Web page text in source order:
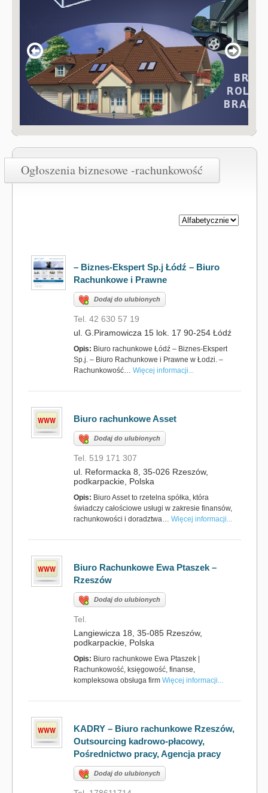
Ogłoszenia biznesowe -rachunkowość
– Biznes-Ekspert Sp.j Łódź – Biuro
Rachunkowe i Prawne
Dodaj do ulubionych
Tel. 42 630 57 19
ul. G.Piramowicza 15 lok. 17 90-254 Łódź
Opis: Biuro rachunkowe Łódź – Biznes-Ekspert
Sp.j. – Biuro Rachunkowe i Prawne w Łodzi. –
Rachunkowość… Więcej informacji...
Biuro rachunkowe Asset
Dodaj do ulubionych
Tel. 519 171 307
ul. Reformacka 8, 35-026 Rzeszów,
podkarpackie, Polska
Opis: Biuro Asset to rzetelna spółka, która
świadczy całościowe usługi w zakresie finansów,
rachunkowości i doradztwa… Więcej informacji...
Biuro Rachunkowe Ewa Ptaszek –
Rzeszów
Dodaj do ulubionych
Tel.
Langiewicza 18, 35-085 Rzeszów,
podkarpackie, Polska
Opis: Biuro rachunkowe Ewa Ptaszek |
Rachunkowość, księgowość, finanse,
kompleksowa obsługa firm Więcej informacji...
KADRY – Biuro rachunkowe Rzeszów,
Outsourcing kadrowo-płacowy,
Pośrednictwo pracy, Agencja pracy
Dodaj do ulubionych